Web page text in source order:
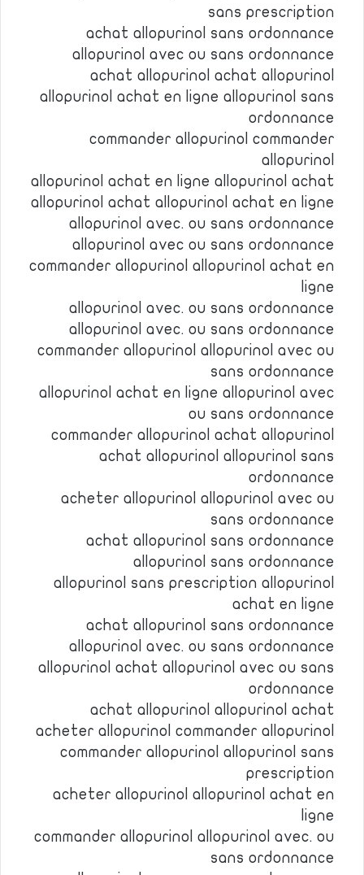
sans prescription
achat allopurinol sans ordonnance
allopurinol avec ou sans ordonnance
achat allopurinol achat allopurinol
allopurinol achat en ligne allopurinol sans
ordonnance
commander allopurinol commander
allopurinol
allopurinol achat en ligne allopurinol achat
allopurinol achat allopurinol achat en ligne
allopurinol avec. ou sans ordonnance
allopurinol avec ou sans ordonnance
commander allopurinol allopurinol achat en
ligne
allopurinol avec. ou sans ordonnance
allopurinol avec. ou sans ordonnance
commander allopurinol allopurinol avec ou
sans ordonnance
allopurinol achat en ligne allopurinol avec
ou sans ordonnance
commander allopurinol achat allopurinol
achat allopurinol allopurinol sans
ordonnance
acheter allopurinol allopurinol avec ou
sans ordonnance
achat allopurinol sans ordonnance
allopurinol sans ordonnance
allopurinol sans prescription allopurinol
achat en ligne
achat allopurinol sans ordonnance
allopurinol avec. ou sans ordonnance
allopurinol achat allopurinol avec ou sans
ordonnance
achat allopurinol allopurinol achat
acheter allopurinol commander allopurinol
commander allopurinol allopurinol sans
prescription
acheter allopurinol allopurinol achat en
ligne
commander allopurinol allopurinol avec. ou
sans ordonnance